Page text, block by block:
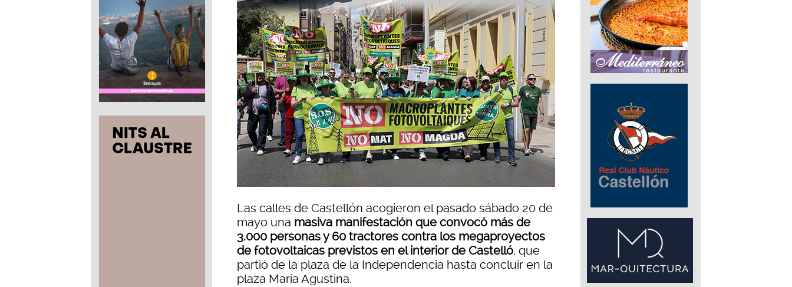
Las calles de Castellón acogieron el pasado sábado 20 de
mayo una masiva manifestación que convocó más de
3.000 personas y 60 tractores contra los megaproyectos
de fotovoltaicas previstos en el interior de Castelló, que
partió de la plaza de la Independencia hasta concluir en la
plaza María Agustina.